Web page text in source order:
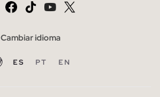
Cambiar idioma
ES PT EN